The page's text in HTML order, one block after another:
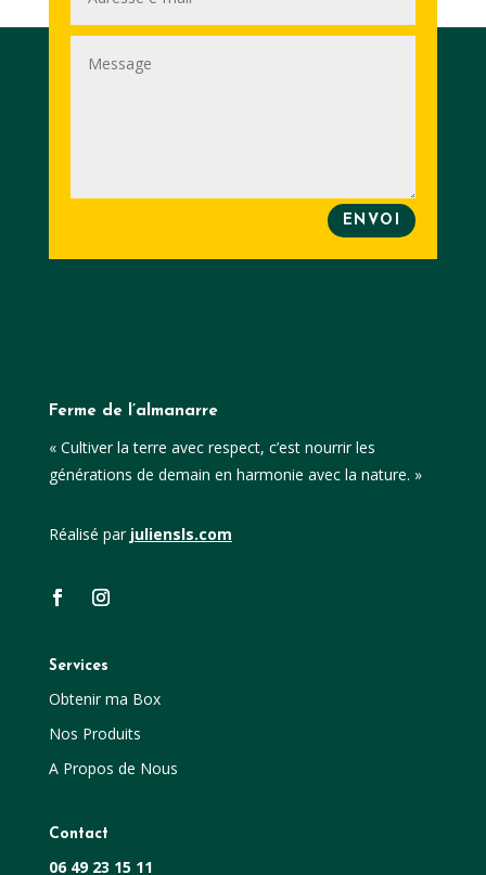
ENVOI
Ferme de l’almanarre
« Cultiver la terre avec respect, c’est nourrir les
générations de demain en harmonie avec la nature. »
Réalisé par juliensls.com
Services
Obtenir ma Box
Nos Produits
A Propos de Nous
Contact
06 49 23 15 11